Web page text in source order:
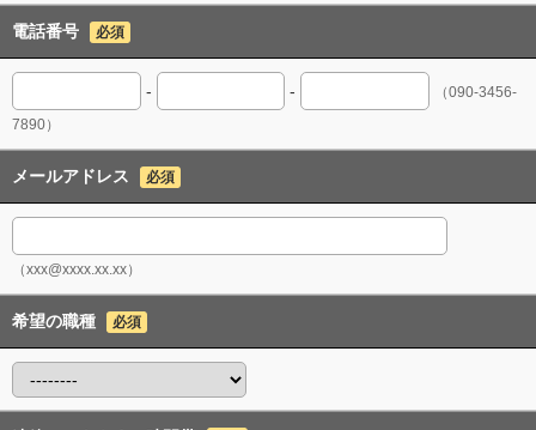
電話番号 必須
- -
（090-3456-
7890）
メールアドレス 必須
（xxx@xxxx.xx.xx）
希望の職種 必須